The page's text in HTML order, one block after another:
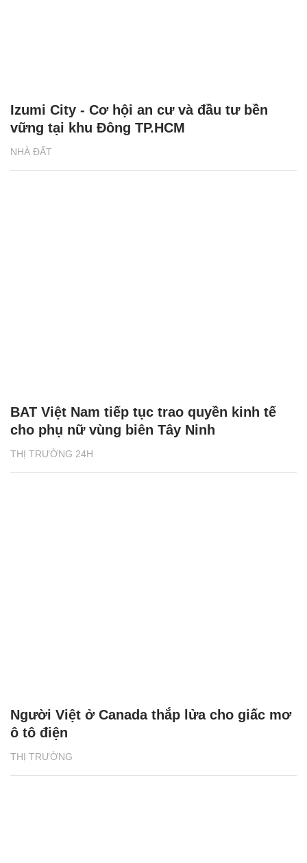
NHÀ ĐẤT
Izumi City - Cơ hội an cư và đầu tư bền
vững tại khu Đông TP.HCM
THỊ TRƯỜNG 24H
BAT Việt Nam tiếp tục trao quyền kinh tế
cho phụ nữ vùng biên Tây Ninh
THỊ TRƯỜNG
Người Việt ở Canada thắp lửa cho giấc mơ
ô tô điện